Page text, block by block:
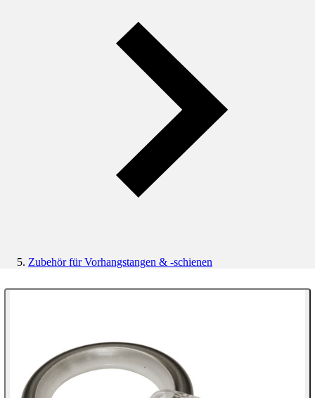
Zubehör für Vorhangstangen & -schienen